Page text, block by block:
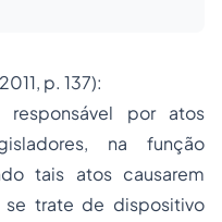
p. 137):
por atos
na função
tais atos causarem
se trate de dispositivo